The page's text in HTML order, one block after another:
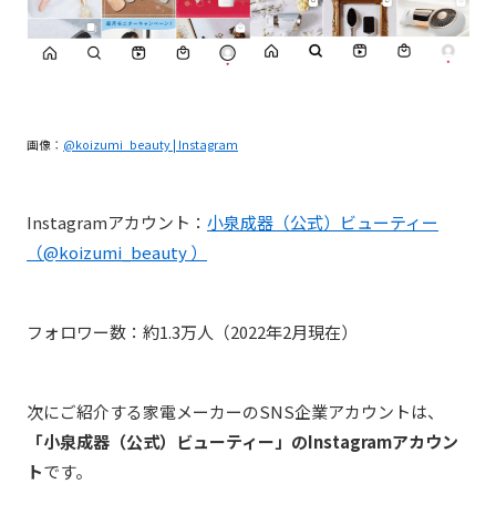
画像： @koizumi_beauty | Instagram
Instagramアカウント： 小泉成器（公式）ビューティー
（@koizumi_beauty ）
フォロワー数：約1.3万人（2022年2月現在）
次にご紹介する家電メーカーのSNS企業アカウントは、
「小泉成器（公式）ビューティー」のInstagramアカウン
トです。